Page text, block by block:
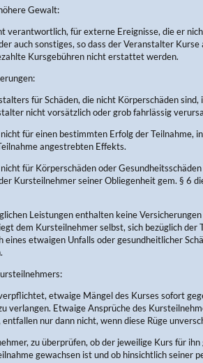
Gewalt:
verantwortlich, für externe Ereignisse, die er
auch sonstiges, so dass der Veranstalter Kurse
Kursgebühren nicht erstattet werden.
für Schäden, die nicht Körperschäden sind,
nicht vorsätzlich oder grob fahrlässig
für einen bestimmten Erfolg der Teilnahme,
angestrebten Effekts.
für Körperschäden oder
Kursteilnehmer seiner Obliegenheit gem. § 6
Leistungen enthalten keine Versicherungen
dem Kursteilnehmer selbst, sich bezüglich der
eines etwaigen Unfalls oder gesundheitlicher
etwaige Mängel des Kurses sofort
verlangen. Etwaige Ansprüche des
nur dann nicht, wenn diese Rüge
zu überprüfen, ob der jeweilige Kurs für
gewachsen ist und ob hinsichtlich seiner